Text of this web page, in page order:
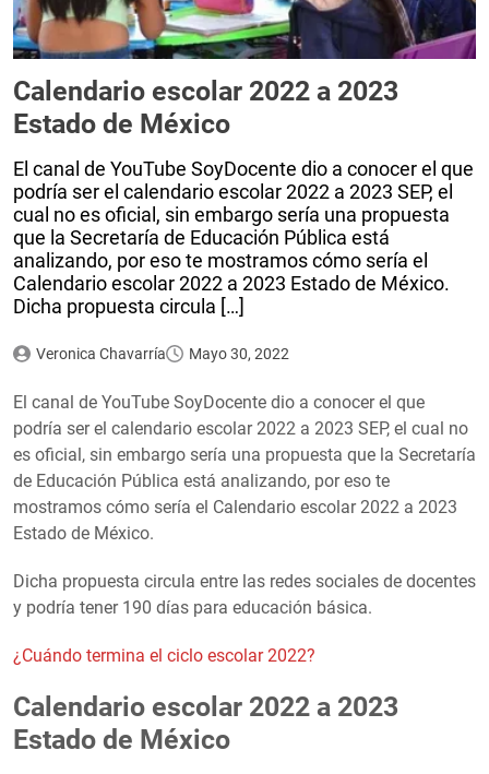
Calendario escolar 2022 a 2023
Estado de México
El canal de YouTube SoyDocente dio a conocer el que
podría ser el calendario escolar 2022 a 2023 SEP, el
cual no es oficial, sin embargo sería una propuesta
que la Secretaría de Educación Pública está
analizando, por eso te mostramos cómo sería el
Calendario escolar 2022 a 2023 Estado de México.
Dicha propuesta circula […]
Veronica Chavarría Mayo 30, 2022
El canal de YouTube SoyDocente dio a conocer el que
podría ser el calendario escolar 2022 a 2023 SEP, el cual no
es oficial, sin embargo sería una propuesta que la Secretaría
de Educación Pública está analizando, por eso te
mostramos cómo sería el Calendario escolar 2022 a 2023
Estado de México.
Dicha propuesta circula entre las redes sociales de docentes
y podría tener 190 días para educación básica.
¿Cuándo termina el ciclo escolar 2022?
Calendario escolar 2022 a 2023
Estado de México